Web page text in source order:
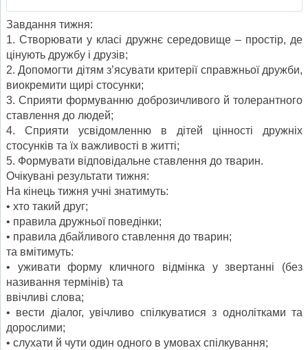
Завдання тижня:
1. Створювати у класі дружнє середовище – простір, де
цінують дружбу і друзів;
2. Допомогти дітям з’ясувати критерії справжньої дружби,
виокремити щирі стосунки;
3. Сприяти формуванню доброзичливого й толерантного
ставлення до людей;
4. Сприяти усвідомленню в дітей цінності дружніх
стосунків та їх важливості в житті;
5. Формувати відповідальне ставлення до тварин.
Очікувані результати тижня:
На кінець тижня учні знатимуть:
• хто такий друг;
• правила дружньої поведінки;
• правила дбайливого ставлення до тварин;
та вмітимуть:
• уживати форму кличного відмінка у звертанні (без
називання термінів) та
ввічливі слова;
• вести діалог, увічливо спілкуватися з однолітками та
дорослими;
• слухати й чути один одного в умовах спілкування;